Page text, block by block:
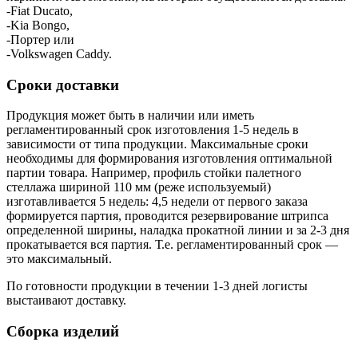
-Fiat Ducato,
-Kia Bongo,
-Портер или
-Volkswagen Caddy.
Сроки доставки
Продукция может быть в наличии или иметь
регламентированный срок изготовления 1-5 недель в
зависимости от типа продукции. Максимальные сроки
необходимы для формирования изготовления оптимальной
партии товара. Например, профиль стойки палетного
стеллажа шириной 110 мм (реже используемый)
изготавливается 5 недель: 4,5 недели от первого заказа
формируется партия, проводится резервирование штрипса
определенной ширины, наладка прокатной линии и за 2-3 дня
прокатывается вся партия. Т.е. регламентированный срок —
это максимальный.
По готовности продукции в течении 1-3 дней логисты
выстаивают доставку.
Сборка изделий